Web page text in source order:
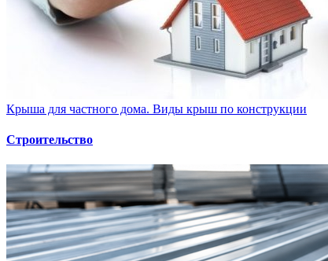
Крыша для частного дома. Виды крыш по конструкции
Строительство